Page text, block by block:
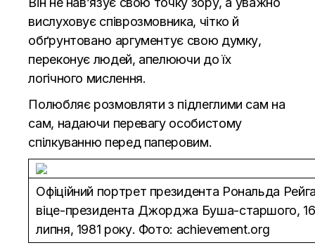
вислуховує співрозмовника, чітко й
обґрунтовано аргументує свою думку,
переконує людей, апелюючи до їх
логічного мислення.
Полюбляє розмовляти з підлеглими сам на
сам, надаючи перевагу особистому
спілкуванню перед паперовим.
Офіційний портрет президента Рональда
віце-президента Джорджа Буша-старшого, 16
липня, 1981 року. Фото: achievement.org